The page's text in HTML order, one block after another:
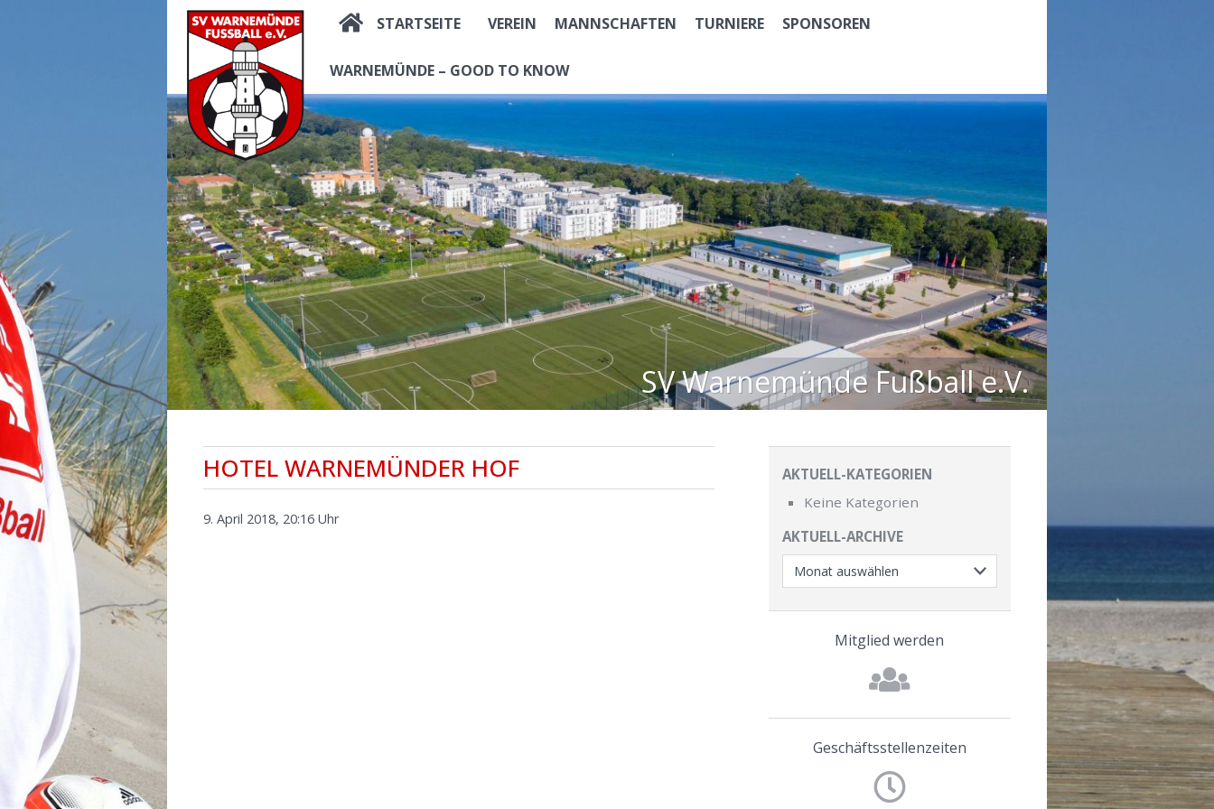
STARTSEITE VEREIN MANNSCHAFTEN TURNIERE SPONSOREN
WARNEMÜNDE – GOOD TO KNOW
SV Warnemünde Fußball e.V.
HOTEL WARNEMÜNDER HOF
9. April 2018, 20:16 Uhr
AKTUELL-KATEGORIEN
Keine Kategorien
AKTUELL-ARCHIVE
Mitglied werden
Geschäftsstellenzeiten